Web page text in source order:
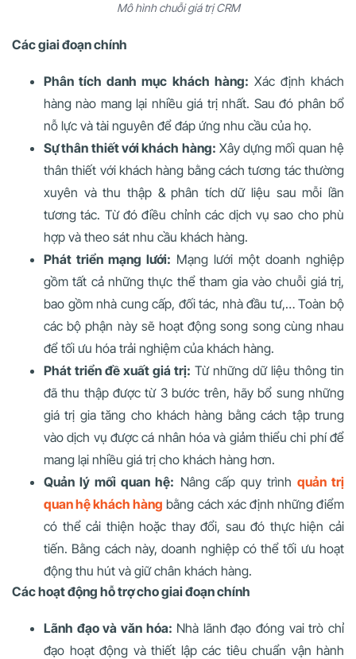
Mô hình chuỗi giá trị CRM
Các giai đoạn chính
Phân tích danh mục khách hàng: Xác định khách
hàng nào mang lại nhiều giá trị nhất. Sau đó phân bổ
nỗ lực và tài nguyên để đáp ứng nhu cầu của họ.
Sự thân thiết với khách hàng: Xây dựng mối quan hệ
thân thiết với khách hàng bằng cách tương tác thường
xuyên và thu thập & phân tích dữ liệu sau mỗi lần
tương tác. Từ đó điều chỉnh các dịch vụ sao cho phù
hợp và theo sát nhu cầu khách hàng.
Phát triển mạng lưới: Mạng lưới một doanh nghiệp
gồm tất cả những thực thể tham gia vào chuỗi giá trị,
bao gồm nhà cung cấp, đối tác, nhà đầu tư,… Toàn bộ
các bộ phận này sẽ hoạt động song song cùng nhau
để tối ưu hóa trải nghiệm của khách hàng.
Phát triển đề xuất giá trị: Từ những dữ liệu thông tin
đã thu thập được từ 3 bước trên, hãy bổ sung những
giá trị gia tăng cho khách hàng bằng cách tập trung
vào dịch vụ được cá nhân hóa và giảm thiểu chi phí để
mang lại nhiều giá trị cho khách hàng hơn.
Quản lý mối quan hệ: Nâng cấp quy trình quản trị
quan hệ khách hàng bằng cách xác định những điểm
có thể cải thiện hoặc thay đổi, sau đó thực hiện cải
tiến. Bằng cách này, doanh nghiệp có thể tối ưu hoạt
động thu hút và giữ chân khách hàng.
Các hoạt động hỗ trợ cho giai đoạn chính
Lãnh đạo và văn hóa: Nhà lãnh đạo đóng vai trò chỉ
đạo hoạt động và thiết lập các tiêu chuẩn vận hành